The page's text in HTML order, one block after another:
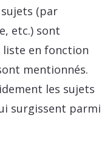
(par
etc.) sont
en fonction
mentionnés.
les sujets
surgissent parmi